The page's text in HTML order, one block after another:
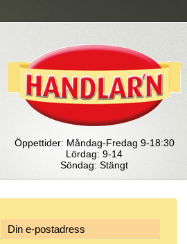
Öppettider: Måndag-Fredag 9-18:30
Lördag: 9-14
Söndag: Stängt